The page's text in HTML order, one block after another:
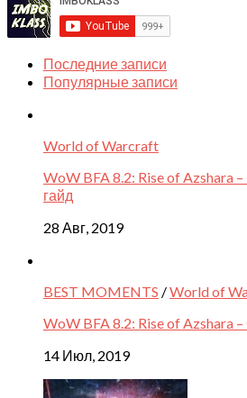
Последние записи
Популярные записи
World of Warcraft
WoW BFA 8.2: Rise of Azshara
гайд
28 Авг, 2019
BEST MOMENTS /World of
WoW BFA 8.2: Rise of Azshara
14 Июл, 2019